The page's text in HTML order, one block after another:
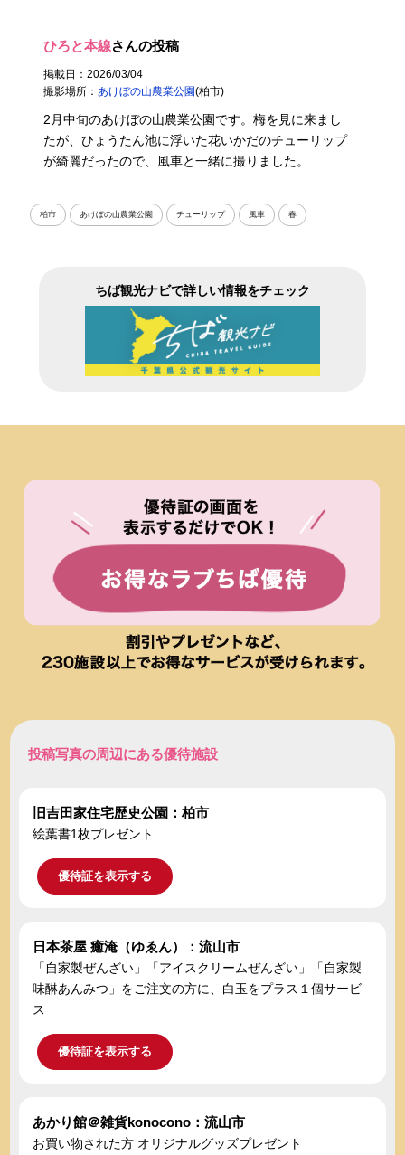
ひろと本線さんの投稿
掲載日：2026/03/04
撮影場所： あけぼの山農業公園(柏市)
2月中旬のあけぼの山農業公園です。梅を見に来まし
たが、ひょうたん池に浮いた花いかだのチューリップ
が綺麗だったので、風車と一緒に撮りました。
柏市 あけぼの山農業公園 チューリップ 風車 春
ちば観光ナビで詳しい情報をチェック
投稿写真の周辺にある優待施設
旧吉田家住宅歴史公園：柏市
絵葉書1枚プレゼント
優待証を表示する
日本茶屋 癒淹（ゆゑん）：流山市
「自家製ぜんざい」「アイスクリームぜんざい」「自家製
味醂あんみつ」をご注文の方に、白玉をプラス１個サービ
ス
優待証を表示する
あかり館＠雑貨konocono：流山市
お買い物された方 オリジナルグッズプレゼント